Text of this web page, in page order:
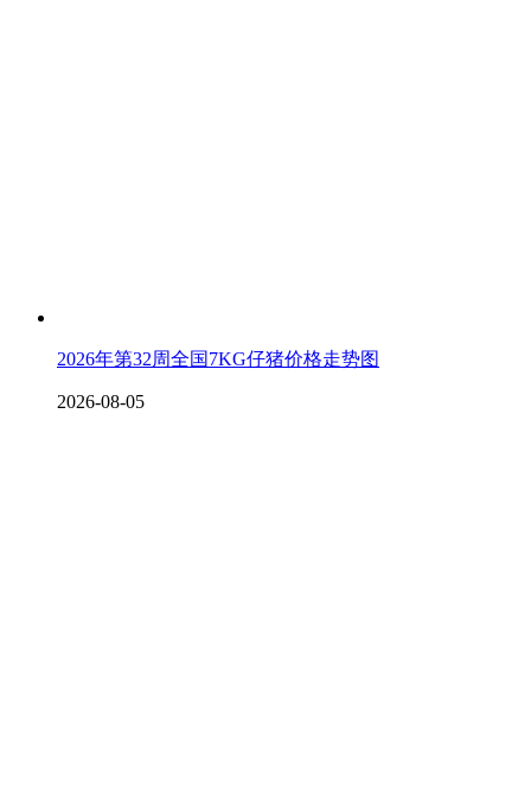
2026年第32周全国7KG仔猪价格走势图
2026-08-05